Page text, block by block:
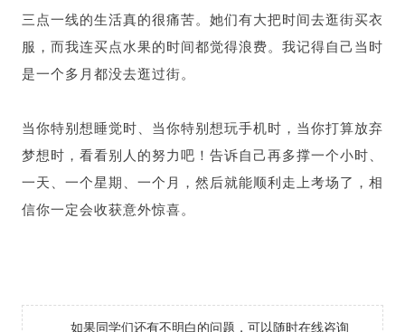
三点一线的生活真的很痛苦。她们有大把时间去逛街买衣
服，而我连买点水果的时间都觉得浪费。我记得自己当时
是一个多月都没去逛过街。
当你特别想睡觉时、当你特别想玩手机时，当你打算放弃
梦想时，看看别人的努力吧！告诉自己再多撑一个小时、
一天、一个星期、一个月，然后就能顺利走上考场了，相
信你一定会收获意外惊喜。
如果同学们还有不明白的问题，可以随时在线咨询